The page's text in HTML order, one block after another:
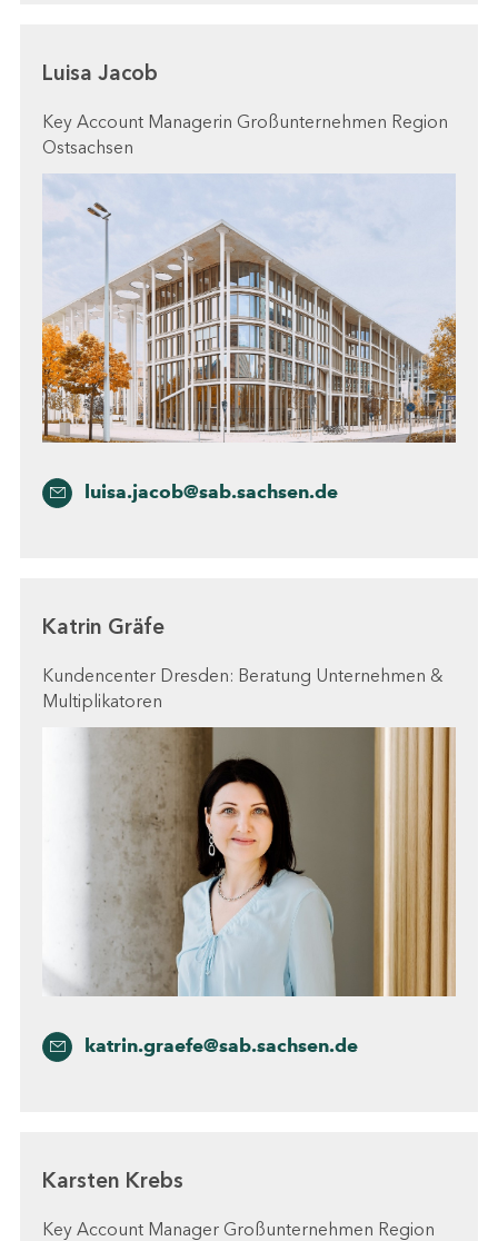
Luisa Jacob
Key Account Managerin Großunternehmen Region
Ostsachsen
luisa.jacob@sab.sachsen.de
Katrin Gräfe
Kundencenter Dresden: Beratung Unternehmen &
Multiplikatoren
katrin.graefe@sab.sachsen.de
Karsten Krebs
Key Account Manager Großunternehmen Region